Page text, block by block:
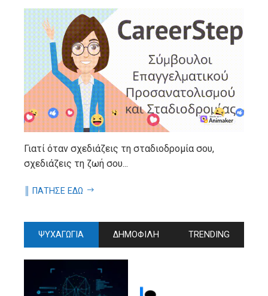
Γιατί όταν σχεδιάζεις τη σταδιοδρομία σου,
σχεδιάζεις τη ζωή σου...
║ ΠΑΤΗΣΕ ΕΔΩ
ΨΥΧΑΓΩΓΙΑ ΔΗΜΟΦΙΛΗ TRENDING